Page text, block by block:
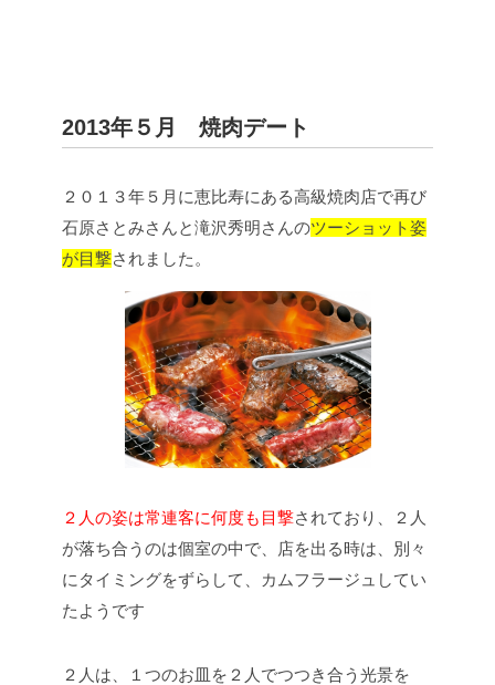
2013年５月 焼肉デート
２０１３年５月に恵比寿にある高級焼肉店で再び
石原さとみさんと滝沢秀明さんのツーショット姿
が目撃されました。
２人の姿は常連客に何度も目撃されており、２人
が落ち合うのは個室の中で、店を出る時は、別々
にタイミングをずらして、カムフラージュしてい
たようです
２人は、１つのお皿を２人でつつき合う光景を